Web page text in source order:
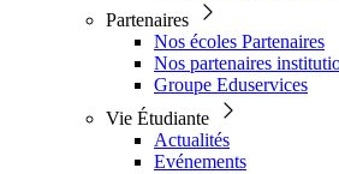
Partenaires
Nos écoles Partenaires
Nos partenaires
Groupe Eduservices
Vie Étudiante
Actualités
Evénements